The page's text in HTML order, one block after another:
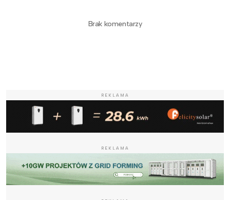
Brak komentarzy
REKLAMA
REKLAMA